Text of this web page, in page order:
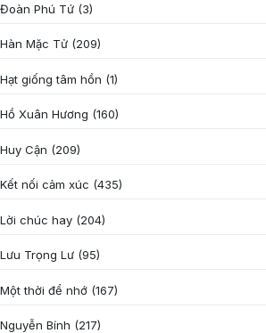
Đoàn Phú Tứ (3)
Hàn Mặc Tử (209)
Hạt giống tâm hồn (1)
Hồ Xuân Hương (160)
Huy Cận (209)
Kết nối cảm xúc (435)
Lời chúc hay (204)
Lưu Trọng Lư (95)
Một thời để nhớ (167)
Nguyễn Bính (217)